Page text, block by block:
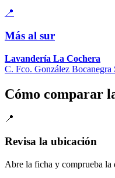
📍
Más al sur
Lavandería La Cochera
C. Fco. González
Cómo comparar
📍
Revisa la ubicación
Abre la ficha y comprueba la